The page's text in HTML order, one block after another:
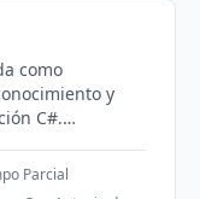
en ventas. *
y de
y negociación. *
a
*
*
a resultados.
como
y
C#.
e
Parcial